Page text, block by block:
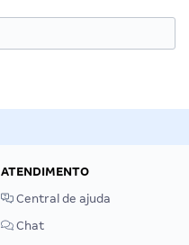
ATENDIMENTO
Central de ajuda
Chat